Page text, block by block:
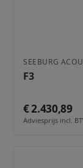
line‑array voor
Vraag direct
SEEBURG
F3
€ 2.430,89
Adviesprijs incl.